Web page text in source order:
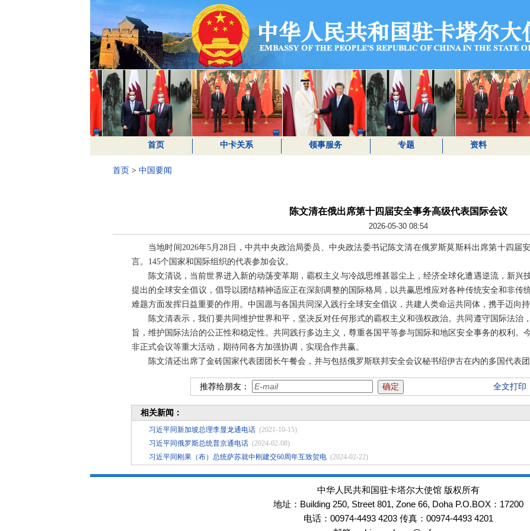
首页 中卡关系 领事服务 专题 资料
首页 > 中国要闻
陈文清在俄出席第十四届安全事务高级代表国际会议
2026-05-30 08:54
当地时间2026年5月28日，中共中央政治局委员、中央政法委书记陈文清在俄罗斯莫斯科出席第十四届
言。145个国家和国际组织的代表参加会议。
陈文清说，当前世界进入新的动荡变革期，霸权主义与冷战思维甚嚣尘上，经济全球化遭遇逆流，新兴
提出的全球安全倡议，倡导以团结精神适应正在深刻调整的国际格局，以共赢思维应对各种传统安全和非传
难题方面发挥日益重要的作用。中国愿与各国共同深入践行全球安全倡议，共建人类命运共同体，携手迈向持
陈文清表示，我们要共同维护世界和平，坚决反对任何形式的霸权主义和强权政治。共同遵守国际法治
旨，维护国际法治的公正性和稳定性。共同践行多边主义，尊重各国平等参与国际和地区安全事务的权利。
非正式会议等重大活动，期待同各方加强协调，实现合作共赢。
陈文清还出席了金砖国家代表团团长午餐会，并与包括俄罗斯联邦安全会议秘书绍伊古在内的多国代表
推荐给朋友： 全文打印
相关新闻：
习近平同新加坡总理李显龙通电话 (2021-10-15)
习近平同俄罗斯总统普京通电话 (2024-02-08)
习近平同刚果（布）总统萨苏就中刚建交60周年互致贺电 (2024-02-22)
中华人民共和国驻卡塔尔大使馆 版权所有
地址： Building 250, Street 801, Zone 66, Doha P.O.BOX：17200
电话： 00974-4493 4203 传真： 00974-4493 4201